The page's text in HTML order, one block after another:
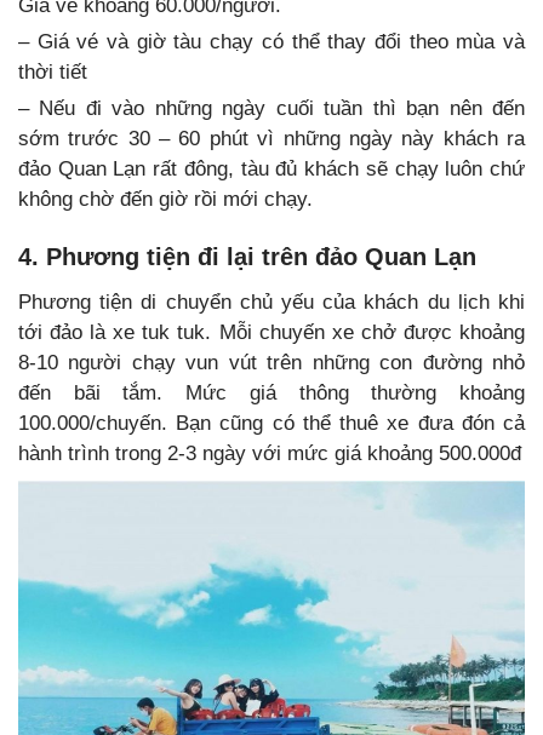
Giá vé khoảng 60.000/người.
– Giá vé và giờ tàu chạy có thể thay đổi theo mùa và
thời tiết
– Nếu đi vào những ngày cuối tuần thì bạn nên đến
sớm trước 30 – 60 phút vì những ngày này khách ra
đảo Quan Lạn rất đông, tàu đủ khách sẽ chạy luôn chứ
không chờ đến giờ rồi mới chạy.
4. Phương tiện đi lại trên đảo Quan Lạn
Phương tiện di chuyển chủ yếu của khách du lịch khi
tới đảo là xe tuk tuk. Mỗi chuyến xe chở được khoảng
8-10 người chạy vun vút trên những con đường nhỏ
đến bãi tắm. Mức giá thông thường khoảng
100.000/chuyến. Bạn cũng có thể thuê xe đưa đón cả
hành trình trong 2-3 ngày với mức giá khoảng 500.000đ